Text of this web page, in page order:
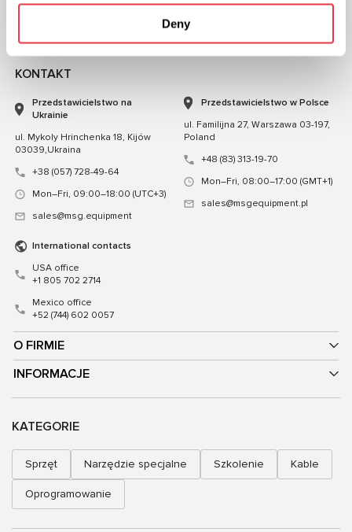
Deny
OBSERWUJ NAS
O FIRMIE
INFORMACJE
KONTAKT
Przedstawicielstwo na
Ukrainie
ul. Mykoly Hrinchenka 18, Kijów
03039,Ukraina
+38 (057) 728-49-64
Mon–Fri, 09:00–18:00 (UTC+3)
sales@msg.equipment
Przedstawicielstwo w Polsce
ul. Familijna 27, Warszawa 03-197,
Poland
+48 (83) 313-19-70
Mon–Fri, 08:00–17:00 (GMT+1)
sales@msgequipment.pl
International contacts
USA office
+1 805 702 2714
Mexico office
+52 (744) 602 0057
KATEGORIE
Sprzęt Narzędzie specjalne Szkolenie Kable
Oprogramowanie